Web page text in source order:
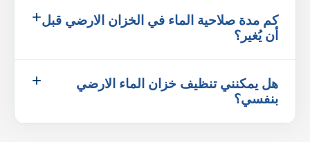
كم مدة صلاحية الماء في الخزان الارضي قبل
أن يُغير؟
هل يمكنني تنظيف خزان الماء الارضي
بنفسي؟